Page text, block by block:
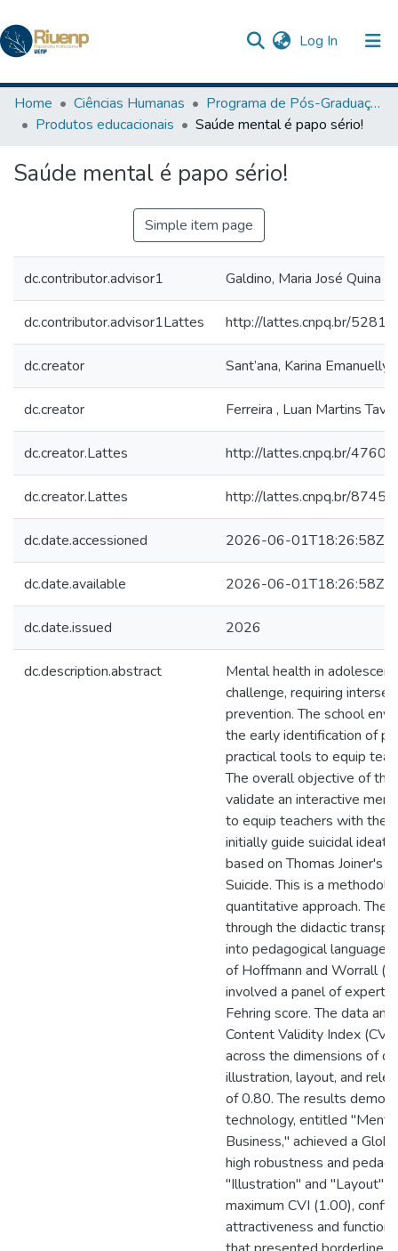
Log In (current)
Communities & Collections
Statistics
Home Ciências Humanas
Programa de Pós-Graduação em Ensino
Produtos educacionais
Saúde mental é papo sério!
Saúde mental é papo sério!
Simple item page
dc.contributor.advisor1 Galdino, Maria José Quina
dc.contributor.advisor1Lattes http://lattes.cnpq.br/
dc.creator Sant’ana, Karina Emanuelly
dc.creator Ferreira , Luan Martins
dc.creator.Lattes http://lattes.cnpq.br/
dc.creator.Lattes http://lattes.cnpq.br/
dc.date.accessioned 2026-06-01T18:26:58Z
dc.date.available 2026-06-01T18:26:58Z
dc.date.issued 2026
dc.description.abstract
Mental health in
challenge, requiring
prevention. The school
the early identification of
practical tools to equip
The overall objective of
validate an interactive
to equip teachers with the
initially guide suicidal
based on Thomas Joiner's
Suicide. This is a
quantitative approach. The
through the didactic
into pedagogical language,
of Hoffmann and Worrall
involved a panel of expert
Fehring score. The data
Content Validity Index
across the dimensions of
illustration, layout, and
of 0.80. The results
technology, entitled
Business," achieved a
high robustness and
"Illustration" and "Layout"
maximum CVI (1.00),
attractiveness and